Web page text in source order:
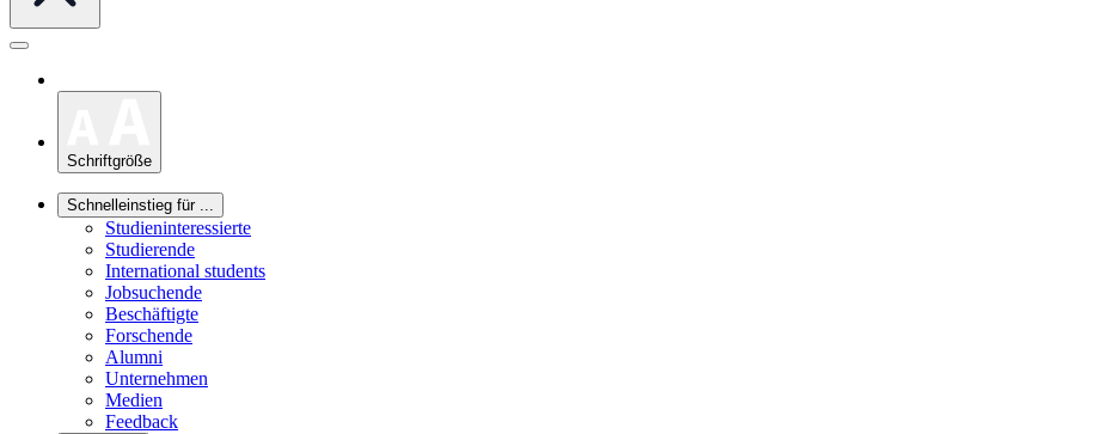
Schriftgröße
Schnelleinstieg für ...
Studieninteressierte
Studierende
International students
Jobsuchende
Beschäftigte
Forschende
Alumni
Unternehmen
Medien
Feedback